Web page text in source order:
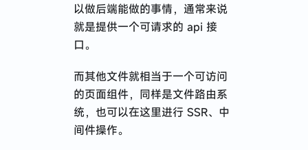
以做后端能做的事情，通常来说
就是提供一个可请求的 api 接
口。
而其他文件就相当于一个可访问
的页面组件，同样是文件路由系
统，也可以在这里进行 SSR、中
间件操作。